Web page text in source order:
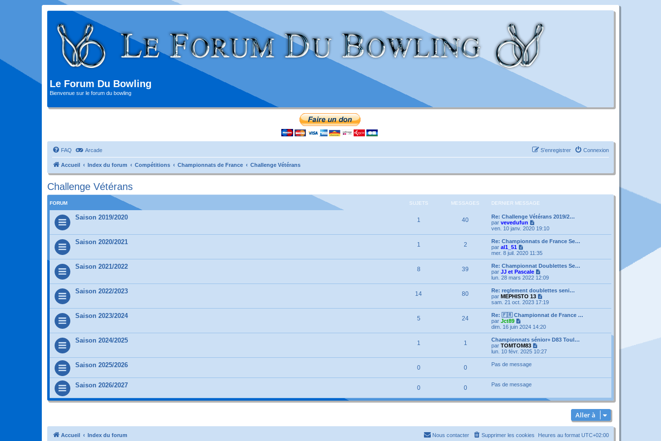
Le Forum Du Bowling
Bienvenue sur le forum du bowling
FAQ Arcade Connexion
S’enregistrer
Accueil Index du forum Compétitions Championnats de France Challenge Vétérans
Challenge Vétérans
FORUM SUJETS MESSAGES DERNIER MESSAGE
Saison 2019/2020 1 40
Re: Challenge Vétérans 2019/2…
par vevedufun
o
i
r
e
e
r
n
i
r
m
e
s
s
g
e
ven. 10 janv. 2020 19:10
Saison 2020/2021 1 2
Re: Championnats de France Se…
par al1_51
o
i
r
l
e
e
r
n
i
r
e
s
s
a
g
e
mer. 8 juil. 2020 11:35
Saison 2021/2022 8 39
Re: Championnat Doublettes Se…
par JJ et Pascale
o
i
r
l
e
r
n
i
r
e
s
g
lun. 28 mars 2022 12:09
Saison 2022/2023 14 80
Re: reglement doublettes seni…
par MEPHISTO 13
o
i
r
e
r
n
i
e
g
sam. 21 oct. 2023 17:19
Saison 2023/2024 5 24
Re: 🇫🇷 Championnat de France …
par Jct89
o
i
r
l
e
r
i
e
m
e
g
dim. 16 juin 2024 14:20
Saison 2024/2025 1 1
Championnats sénior+ D83 Toul…
par TOMTOM83
o
i
n
i
e
s
lun. 10 févr. 2025 10:27
Saison 2025/2026 0 0 Pas de message
Saison 2026/2027 0 0 Pas de message
Aller à
Accueil Index du forum Heures au format UTC+02:00
Supprimer les cookies
Nous contacter